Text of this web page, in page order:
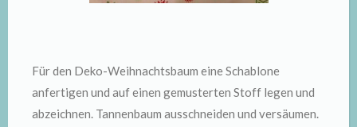
Für den Deko-Weihnachtsbaum eine Schablone
anfertigen und auf einen gemusterten Stoff legen und
abzeichnen. Tannenbaum ausschneiden und versäumen.